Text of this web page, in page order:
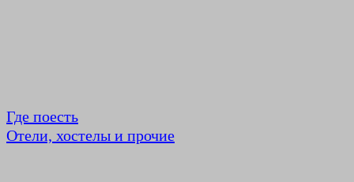
Где поесть
Отели, хостелы и прочие